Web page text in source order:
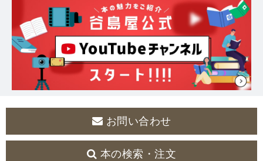
お問い合わせ
本の検索・注文